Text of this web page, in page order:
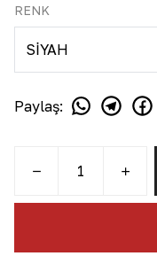
RENK
Paylaş: